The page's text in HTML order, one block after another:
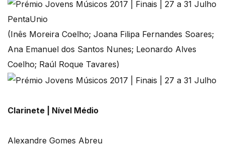
PentaUnio
(Inês Moreira Coelho; Joana Filipa Fernandes Soares;
Ana Emanuel dos Santos Nunes; Leonardo Alves
Coelho; Raúl Roque Tavares)
Clarinete | Nível Médio
Alexandre Gomes Abreu